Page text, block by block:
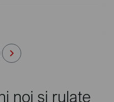
noi și rulate